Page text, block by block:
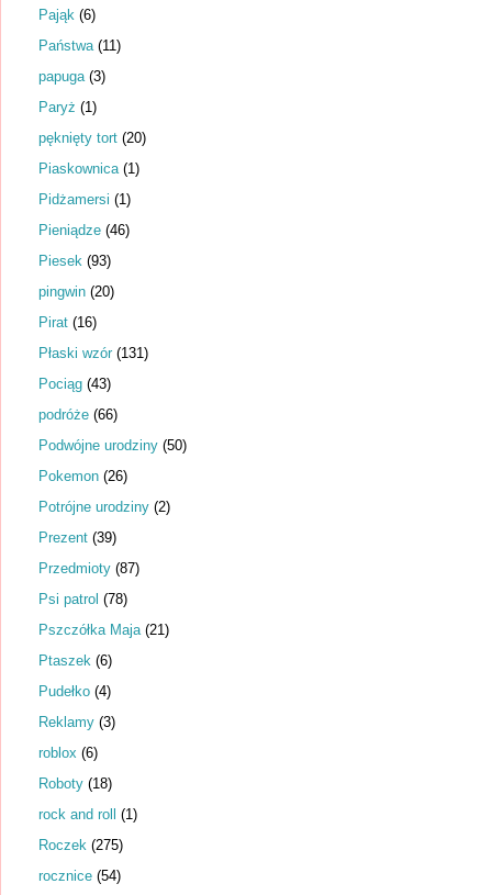
Pająk (6)
Państwa (11)
papuga (3)
Paryż (1)
pęknięty tort (20)
Piaskownica (1)
Pidżamersi (1)
Pieniądze (46)
Piesek (93)
pingwin (20)
Pirat (16)
Płaski wzór (131)
Pociąg (43)
podróże (66)
Podwójne urodziny (50)
Pokemon (26)
Potrójne urodziny (2)
Prezent (39)
Przedmioty (87)
Psi patrol (78)
Pszczółka Maja (21)
Ptaszek (6)
Pudełko (4)
Reklamy (3)
roblox (6)
Roboty (18)
rock and roll (1)
Roczek (275)
rocznice (54)